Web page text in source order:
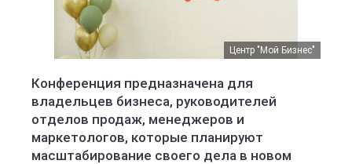
Центр "Мой Бизнес"
Конференция предназначена для
владельцев бизнеса, руководителей
отделов продаж, менеджеров и
маркетологов, которые планируют
масштабирование своего дела в новом